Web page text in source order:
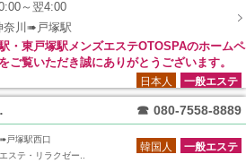
～翌4:00
奈川➠戸塚駅
・東戸塚駅メンズエステOTOSPAのホームペ
ご覧いただき誠にありがとうございます。
日本人セラピストが最上級の癒しをお届けす
ンズエステです。 ゆったりくつろげるお客
イベート空間になっております。
一般エステ
日本人
☎ 080-7558-8889
戸塚駅西口
ステ・リラクゼー..
一般エステ
韓国人